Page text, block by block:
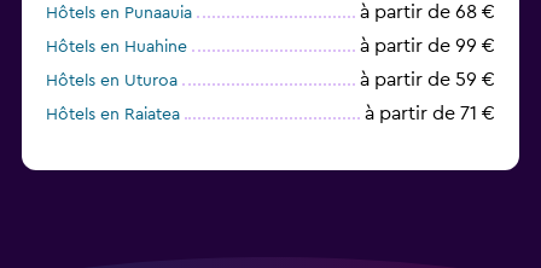
Hôtels en Punaauia à partir de 68 €
Hôtels en Huahine à partir de 99 €
Hôtels en Uturoa à partir de 59 €
Hôtels en Raiatea à partir de 71 €